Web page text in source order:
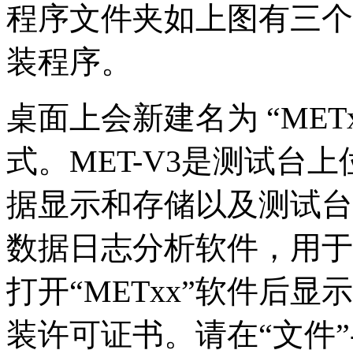
程序文件夹如上图有三
装程序。
桌面上会新建名为
式。MET-V3是测试台
据显示和存储以及测试
数据日志分析软件，用
打开“METxx”软件后显
装许可证书。请在“文件